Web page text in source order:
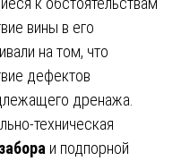
вины в его
на том, что
дефектов
дренажа.
техническая
и подпорной